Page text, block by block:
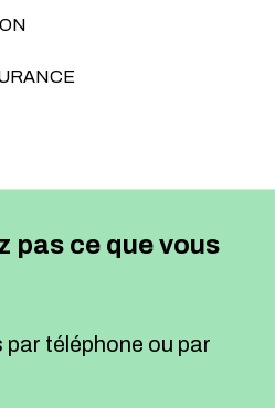
pas ce que vous
téléphone ou par